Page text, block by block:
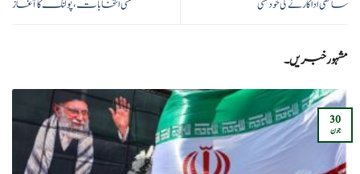
ساتھی اداکار نے کی خود کشی
ضمنی انتخابات، پولنگ کا آغاز
مشہور خبریں۔
30
جون